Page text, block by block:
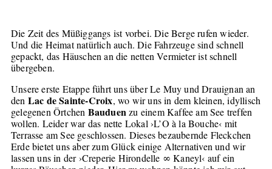
Die Zeit des Müßiggangs ist vorbei. Die Berge rufen wieder.
Und die Heimat natürlich auch. Die Fahrzeuge sind schnell
gepackt, das Häuschen an die netten Vermieter ist schnell
übergeben.
Unsere erste Etappe führt uns über Le Muy und Drauignan an
den Lac de Sainte-Croix, wo wir uns in dem kleinen, idyllisch
gelegenen Örtchen Bauduenzu einem Kaffee am See treffen
wollen. Leider war das nette Lokal ›L’O à la Bouche‹ mit
Terrasse am See geschlossen. Dieses bezaubernde Fleckchen
Erde bietet uns aber zum Glück einige Alternativen und wir
lassen uns in der ›Creperie Hirondelle ∞ Kaneyl‹ auf ein